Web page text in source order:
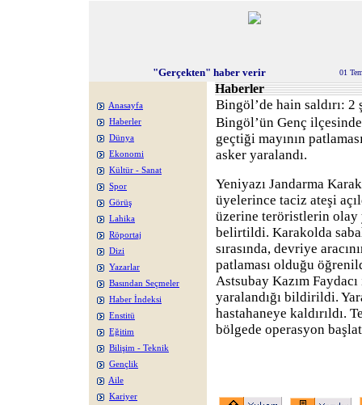
"Gerçekten" haber verir 01
Anasayfa
Haberler
Dünya
Ekonomi
Kültür - Sanat
Spor
Görüş
Lahika
Röportaj
Dizi
Yazarlar
Basından Seçmeler
Haber İndeksi
Enstitü
Eğitim
Bilişim - Teknik
Gençlik
Aile
Kariyer
Haberler
Bingöl’de hain saldırı: 2
Bingöl’ün Genç
geçtiği mayının
asker yaralandı.
Yeniyazı Jandarma
üyelerince taciz ateşi
üzerine teröristlerin olay
belirtildi. Karakolda
sırasında, devriye
patlaması olduğu
Astsubay Kazım
yaralandığı bildirildi.
hastahaneye kaldırıldı.
bölgede operasyon